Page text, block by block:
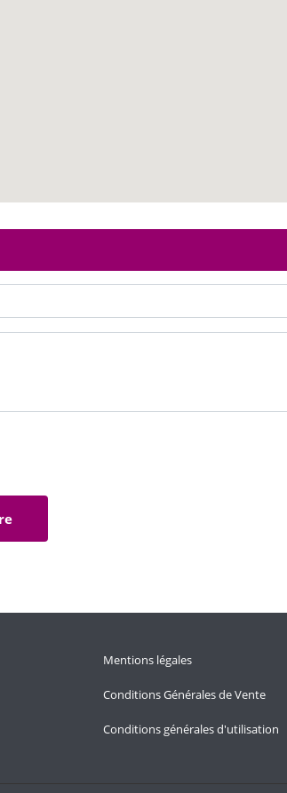
Mentions légales
Conditions Générales de Vente
Conditions générales d'utilisation